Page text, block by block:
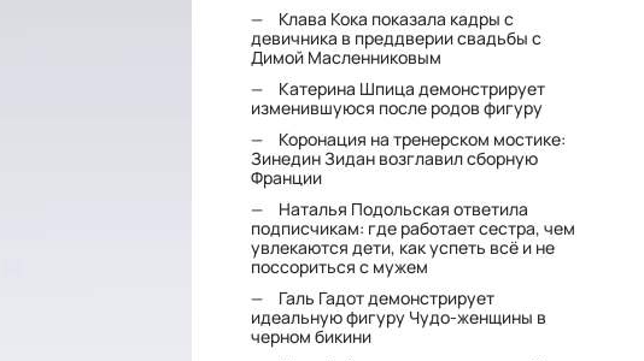
Клава Кока показала кадры с
девичника в преддверии свадьбы с
Димой Масленниковым
Катерина Шпица демонстрирует
изменившуюся после родов фигуру
Коронация на тренерском мостике:
Зинедин Зидан возглавил сборную
Франции
Наталья Подольская ответила
подписчикам: где работает сестра, чем
увлекаются дети, как успеть всё и не
поссориться с мужем
Галь Гадот демонстрирует
идеальную фигуру Чудо-женщины в
черном бикини